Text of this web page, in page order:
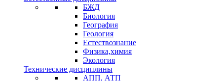
БЖД
Биология
География
Геология
Естествознание
Физика,химия
Экология
Технические дисциплины
АПП, АТП